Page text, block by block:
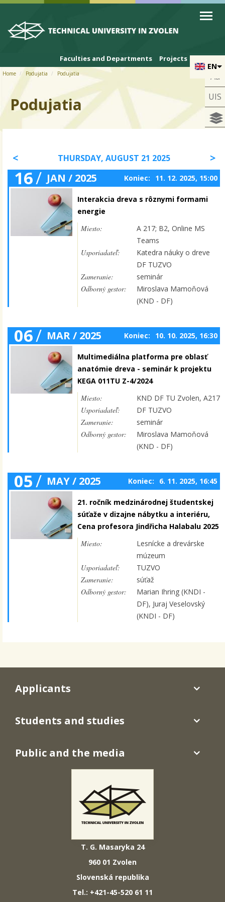
Skip to cookies
Skip to navigation
Skip to main content
EN
Faculties and Departments Projects
Aa
UIS
Home Podujatia Podujatia
Podujatia
THURSDAY, AUGUST 21 2025
16/ JAN / 2025 Koniec: 11. 12. 2025, 15:00
Interakcia dreva s rôznymi formami
energie
Miesto:
A 217; B2, Online MS
Teams
Usporiadateľ:
Katedra náuky o dreve
DF TUZVO
Zameranie:
seminár
Odborný gestor:
Miroslava Mamoňová
(KND - DF)
06/ MAR / 2025 Koniec: 10. 10. 2025, 16:30
Multimediálna platforma pre oblasť
anatómie dreva - seminár k projektu
KEGA 011TU Z-4/2024
Miesto:
KND DF TU Zvolen, A217
Usporiadateľ:
DF TUZVO
Zameranie:
seminár
Odborný gestor:
Miroslava Mamoňová
(KND - DF)
05/ MAY / 2025 Koniec: 6. 11. 2025, 16:45
21. ročník medzinárodnej študentskej
súťaže v dizajne nábytku a interiéru,
Cena profesora Jindřicha Halabalu 2025
Miesto:
Lesnícke a drevárske
múzeum
Usporiadateľ:
TUZVO
Zameranie:
súťaž
Odborný gestor:
Marian Ihring (KNDI -
DF), Juraj Veselovský
(KNDI - DF)
T. G. Masaryka 24
960 01 Zvolen
Slovenská republika
Tel.: +421-45-520 61 11
Applicants
Students and studies
Public and the media